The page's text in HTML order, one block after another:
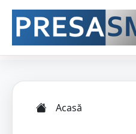
Acasă